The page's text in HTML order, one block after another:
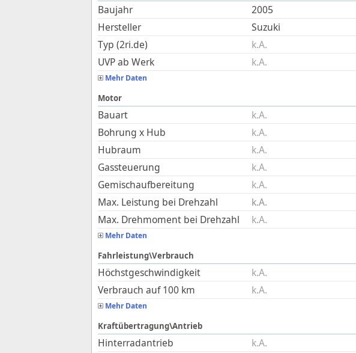
Baujahr
2005
Hersteller
Suzuki
Typ (2ri.de)
k.A.
UVP ab Werk
k.A.
Mehr Daten
Motor
Bauart
k.A.
Bohrung x Hub
k.A.
Hubraum
k.A.
Gassteuerung
k.A.
Gemischaufbereitung
k.A.
Max. Leistung bei Drehzahl
k.A.
Max. Drehmoment bei Drehzahl
k.A.
Mehr Daten
Fahrleistung\Verbrauch
Höchstgeschwindigkeit
k.A.
Verbrauch auf 100 km
k.A.
Mehr Daten
Kraftübertragung\Antrieb
Hinterradantrieb
k.A.